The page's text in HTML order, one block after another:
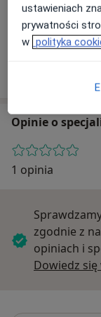
Przychodnia
Opinie o
1 opinia
zgodnie z
opiniach i
Dowiedz się
ustawieniach
prywatności
w polityka